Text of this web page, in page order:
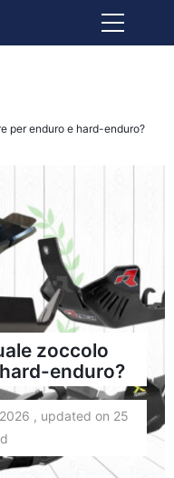
zoccolo
enduro?
, updated on 25
per enduro e hard-enduro?
Facebook
Freenduro
Instagram
Freenduro
X
Freenduro
Youtube
Freenduro
Tiktok